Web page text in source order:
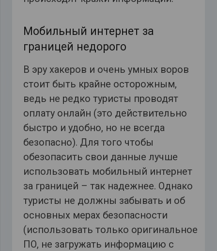
Мобильный интернет за
границей недорого
В эру хакеров и очень умных воров
стоит быть крайне осторожным,
ведь не редко туристы проводят
оплату онлайн (это действительно
быстро и удобно, но не всегда
безопасно). Для того чтобы
обезопасить свои данные лучше
использовать мобильный интернет
за границей – так надежнее. Однако
туристы не должны забывать и об
основных мерах безопасности
(использовать только оригинальное
ПО, не загружать информацию с